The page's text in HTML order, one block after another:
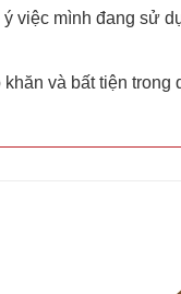
việc mình đang sử
và bất tiện trong